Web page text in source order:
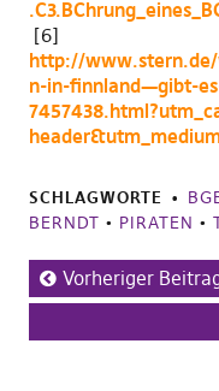
[6]
http://
n-in-finnland—gibt-
SCHLAGWORTE
BERNDT • PIRATEN •
Vorheriger